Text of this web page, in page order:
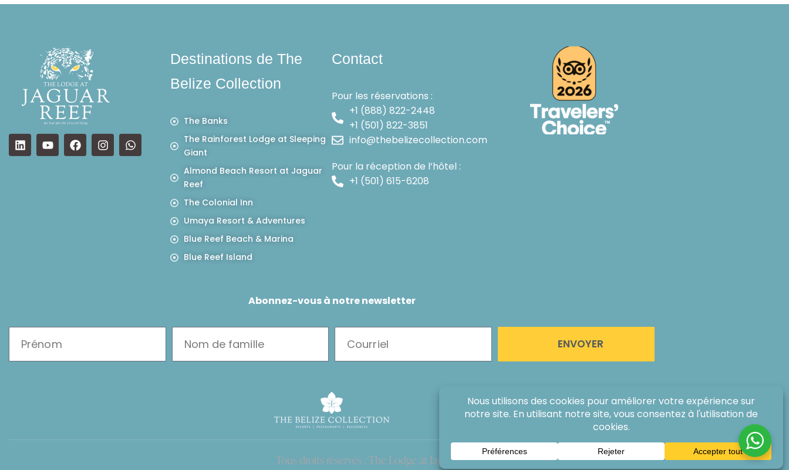
Destinations de The
Belize Collection
The Banks
The Rainforest Lodge at Sleeping
Giant
Almond Beach Resort at Jaguar
Reef
The Colonial Inn
Umaya Resort & Adventures
Blue Reef Beach & Marina
Blue Reef Island
Contact
Pour les réservations :
+1 (888) 822-2448
+1 (501) 822-3851
info@thebelizecollection.com
Pour la réception de l’hôtel :
+1 (501) 615-6208
Abonnez-vous à notre newsletter
ENVOYER
Tous droits réservés : The Lodge at Jaguar Reef, 2026®.